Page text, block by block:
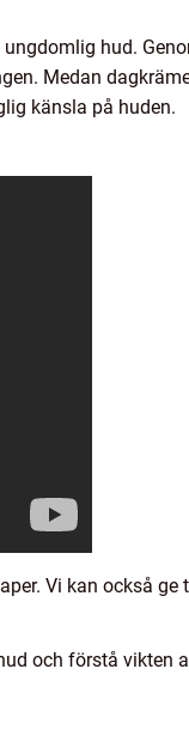
hud.
Medan
känsla på huden.
Vi kan också ge
och förstå vikten